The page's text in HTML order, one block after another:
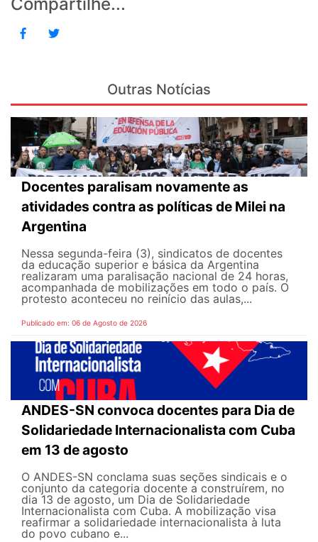
Outras Notícias
Docentes paralisam novamente as
atividades contra as políticas de Milei na
Argentina
Nessa segunda-feira (3), sindicatos de docentes
da educação superior e básica da Argentina
realizaram uma paralisação nacional de 24 horas,
acompanhada de mobilizações em todo o país. O
protesto aconteceu no reinício das aulas,...
Publicado em: 06 de Agosto de 2026
ANDES-SN convoca docentes para Dia de
Solidariedade Internacionalista com Cuba
em 13 de agosto
O ANDES-SN conclama suas seções sindicais e o
conjunto da categoria docente a construírem, no
dia 13 de agosto, um Dia de Solidariedade
Internacionalista com Cuba. A mobilização visa
reafirmar a solidariedade internacionalista à luta
do povo cubano e...